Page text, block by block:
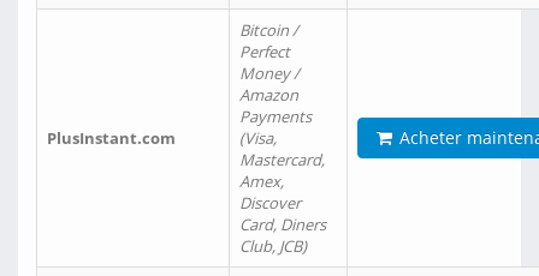
PlusInstant.com
Bitcoin /
Perfect
Money /
Amazon
Payments
(Visa,
Mastercard,
Amex,
Discover
Card, Diners
Club, JCB)
Acheter